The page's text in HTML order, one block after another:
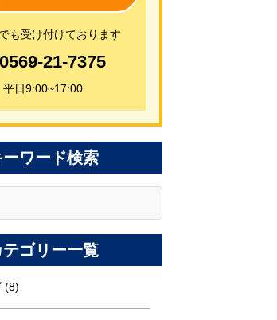
も受け付けております
0569-21-7375
平日9:00~17:00
ーワード検索
テゴリー一覧
(8)